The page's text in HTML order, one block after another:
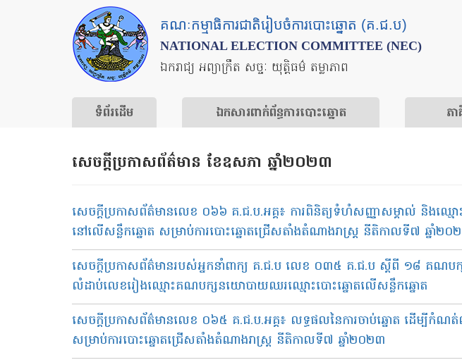
គណៈកម្មាធិការជាតិរៀបចំការបោះឆ្នោត (គ.ជ.ប)
NATIONAL ELECTION COMMITTEE (NEC)
ឯករាជ្យ អព្យាក្រឹត សច្ចៈ យុត្តិធម៌ តម្លាភាព
ទំព័រ​ដើម ឯកសារ​ពាក់ព័ន្ធ​ការ​បោះឆ្នោត ភ
សេចក្ដីប្រកាសព័ត៌មាន ខែឧសភា ឆ្នាំ២០២៣
សេចក្តីប្រកាសព័ត៌មានលេខ ០៦៦ គ.ជ.ប.អគ្គ៖ ការពិនិត្យទំហំសញ្ញាសម្គាល់ និងឈ្ម
នៅលើសន្លឹកឆ្នោត សម្រាប់ការបោះឆ្នោតជ្រើសតាំងតំណាងរាស្ត្រ នីតិកាលទី៧ ឆ្នាំ២០
សេចក្តីប្រកាសព័ត៌មានរបស់អ្នកនាំពាក្យ គ.ជ.ប លេខ ០៣៥ គ.ជ.ប ស្តីពី ១៨ គណប
លំដាប់លេខរៀងឈ្មោះគណបក្សនយោបាយឈរឈ្មោះបោះឆ្នោតលើសន្លឹកឆ្នោត
សេចក្តីប្រកាសព័ត៌មានលេខ ០៦៥ គ.ជ.ប.អគ្គ៖ លទ្ធផលនៃការចាប់ឆ្នោត ដើម្បី
សម្រាប់ការបោះឆ្នោតជ្រើសតាំងតំណាងរាស្រ្ត នីតិកាលទី៧ ឆ្នាំ២០២៣